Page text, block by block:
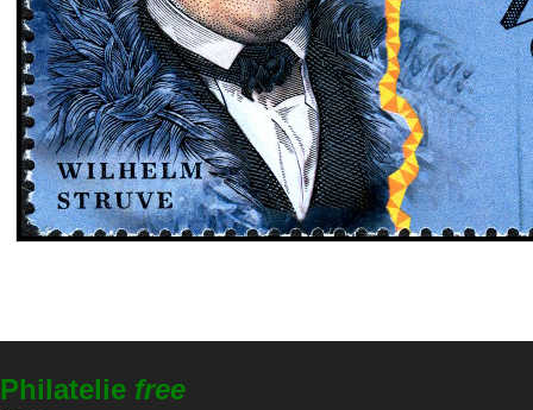
Philatelie free